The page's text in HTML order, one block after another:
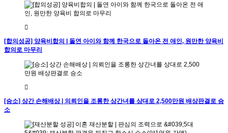
[합의성공] 양육비합의 | 돌연 아이와 함께 한국으로 돌아온 전 애인, 원만한 양육비
합의로 마무리
[승소] 상간 손해배상 | 의뢰인을 조롱한 상간녀를 상대로 2,500만원 배상판결로 승
소